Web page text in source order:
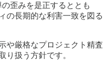
歪みを是正するととも
の長期的な利害一致を図る
や厳格なプロジェクト精査
り扱う方針です。